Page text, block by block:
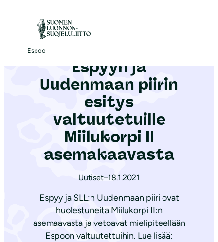
Espoo
Etusivu|Ajankohtaista
Espyyn ja
Uudenmaan piirin
esitys
valtuutetuille
Miilukorpi II
asemakaavasta
Uutiset–18.1.2021
Espyy ja SLL:n Uudenmaan piiri ovat
huolestuneita Miilukorpi II:n
asemaavasta ja vetoavat mielipiteellään
Espoon valtuutettuihin. Lue lisää: